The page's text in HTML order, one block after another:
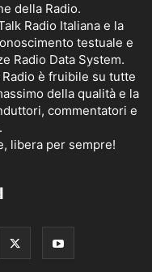
della Radio.
Radio Italiana e la
testuale e
Radio Data System.
è fruibile su tutte
della qualità e la
commentatori e
libera per sempre!